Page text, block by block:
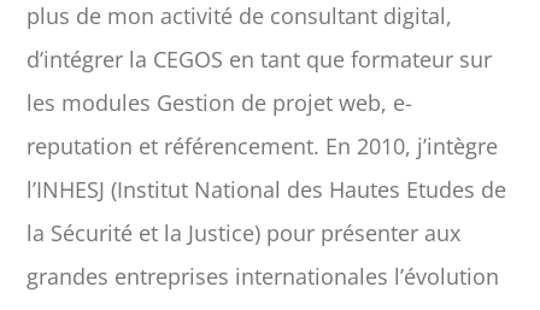
plus de mon activité de consultant digital,
d’intégrer la CEGOS en tant que formateur sur
les modules Gestion de projet web, e-
reputation et référencement. En 2010, j’intègre
l’INHESJ (Institut National des Hautes Etudes de
la Sécurité et la Justice) pour présenter aux
grandes entreprises internationales l’évolution